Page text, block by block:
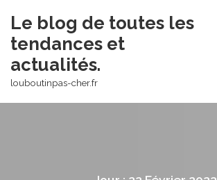
content
Le blog de toutes les
tendances et
actualités.
louboutinpas-cher.fr